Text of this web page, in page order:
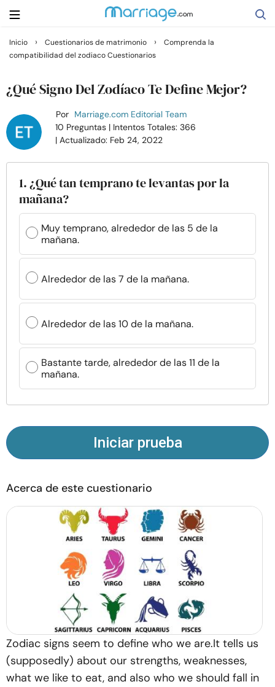
Buscar
Relaciones
Familia
Ayuda
Cursos
Recursos
Comunidad
Encuentra un terapeuta
Idioma ES
Sobre nosotros Contáctanos Escríbenos
nosotros
Inicio › Cuestionarios de matrimonio › Comprenda la
compatibilidad del zodiaco Cuestionarios
¿Qué Signo Del Zodíaco Te Define Mejor?
Por Marriage.com Editorial Team
10 Preguntas | Intentos Totales: 366
| Actualizado: Feb 24, 2022
1. ¿Qué tan temprano te levantas por la
mañana?
Muy temprano, alrededor de las 5 de la
mañana.
Alrededor de las 7 de la mañana.
Alrededor de las 10 de la mañana.
Bastante tarde, alrededor de las 11 de la
mañana.
Iniciar prueba
Acerca de este cuestionario
Zodiac signs seem to define who we are.It tells us
(supposedly) about our strengths, weaknesses,
what we like to eat, and also who we should fall in